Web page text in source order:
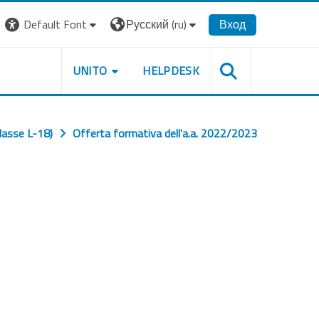
Default Font
Русский ‎(ru)‎ Вход
UNITO HELPDESK
L-18)
Offerta formativa dell'a.a. 2022/2023